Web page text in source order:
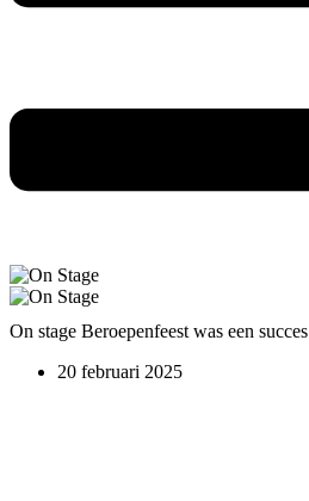
On stage Beroepenfeest was een succes
20 februari 2025